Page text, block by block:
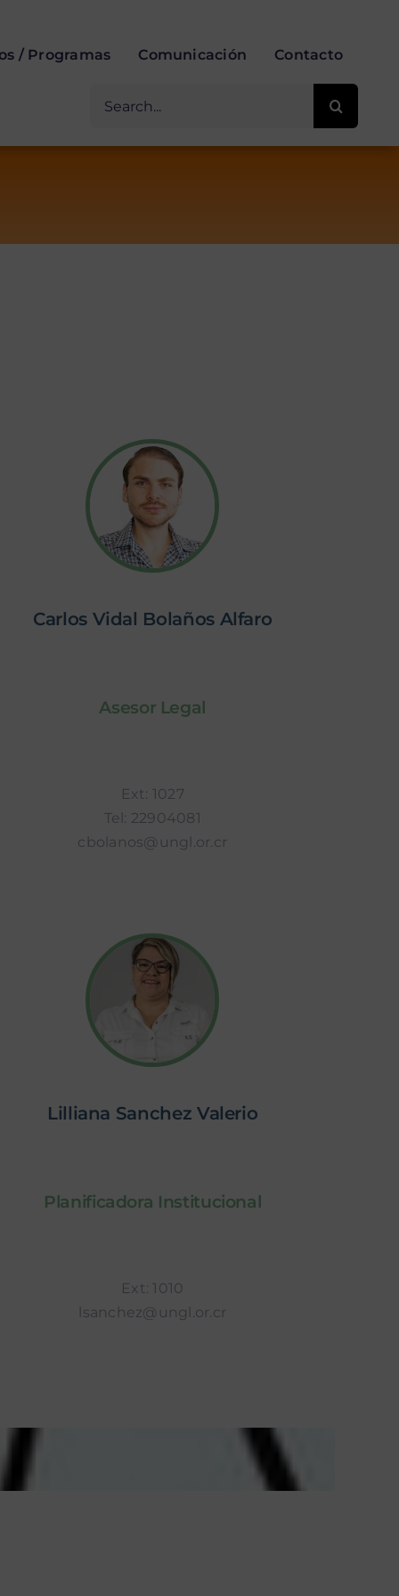
/ Programas Comunicación Contacto
Carlos Vidal Bolaños Alfaro
Asesor Legal
Ext: 1027
Tel: 22904081
cbolanos@ungl.or.cr
Lilliana Sanchez Valerio
Planificadora Institucional
Ext: 1010
lsanchez@ungl.or.cr